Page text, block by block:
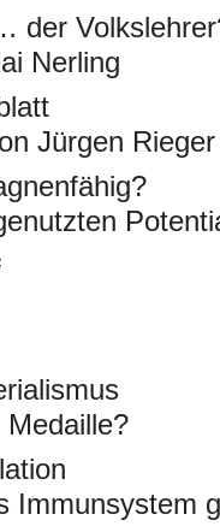
der
Nerling
Jürgen Rieger
Immunsystem